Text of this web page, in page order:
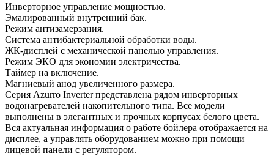
Инверторное управление мощностью.
Эмалированный внутренний бак.
Режим антизамерзания.
Система антибактериальной обработки воды.
ЖК-дисплей с механической панелью управления.
Режим ЭКО для экономии электричества.
Таймер на включение.
Магниевый анод увеличенного размера.
Серия Azurro Inverter представлена рядом инверторных
водонагревателей накопительного типа. Все модели
выполнены в элегантных и прочных корпусах белого цвета.
Вся актуальная информация о работе бойлера отображается на
дисплее, а управлять оборудованием можно при помощи
лицевой панели с регулятором.